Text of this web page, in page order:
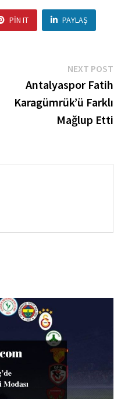
PIN IT PAYLAŞ
NEXT POST
Antalyaspor Fatih
Karagümrük’ü Farklı
Mağlup Etti